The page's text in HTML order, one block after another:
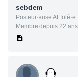
sebdem
Posteur·euse AFfolé·e
Membre depuis 22 ans